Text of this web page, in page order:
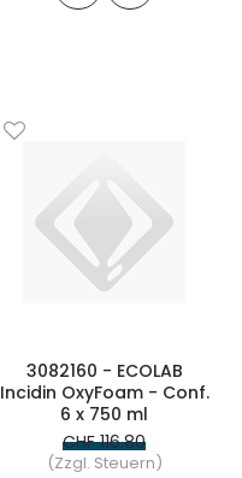
3082160 - ECOLAB
Incidin OxyFoam - Conf.
6 x 750 ml
CHF 116.80
(Zzgl. Steuern)